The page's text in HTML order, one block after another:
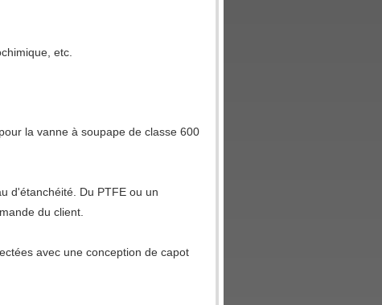
etc.
la vanne à soupape de classe 600
d'étanchéité. Du PTFE ou un
du client.
avec une conception de capot